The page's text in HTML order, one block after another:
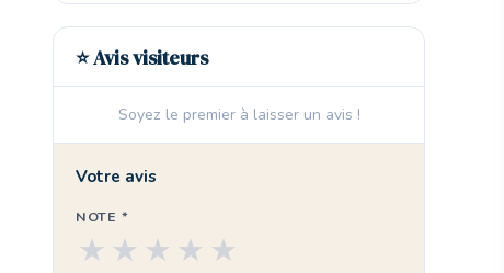
⭐ Avis visiteurs
Soyez le premier à laisser un avis !
Votre avis
NOTE *
★
★
★
★
★